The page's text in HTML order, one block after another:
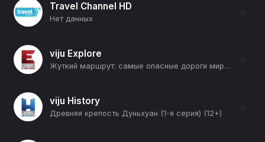
Travel Channel HD
Нет данных
☆
viju Explore
Жуткий маршрут: самые опасные дороги мира (2-я серия) (12+)
☆
viju History
Древняя крепость Дуньхуан (1-я серия) (12+)
☆